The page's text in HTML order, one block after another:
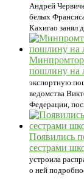
Андрей
белых
Кахигао занял
пошлину на
экспортную
ведомства
Федерации,
Появились
сестрами
устроила
о ней